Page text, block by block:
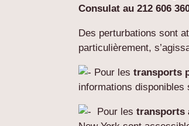
Consulat au 212 606
Des perturbations sont
particulièrement,
Pour lestransports
informations disponibles
Pour lestransports